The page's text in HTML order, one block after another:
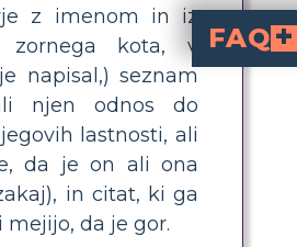
z imenom in iz
zornega kota, v
napisal,) seznam
njen odnos do
lastnosti, ali
da je on ali ona
in citat, ki ga
mejijo, da je gor.
FAQ